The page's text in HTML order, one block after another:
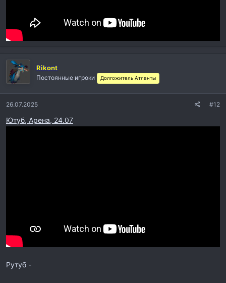
Rikont
Постоянные игроки Долгожитель Атланты
26.07.2025 #12
Ютуб, Арена, 24.07
Рутуб -